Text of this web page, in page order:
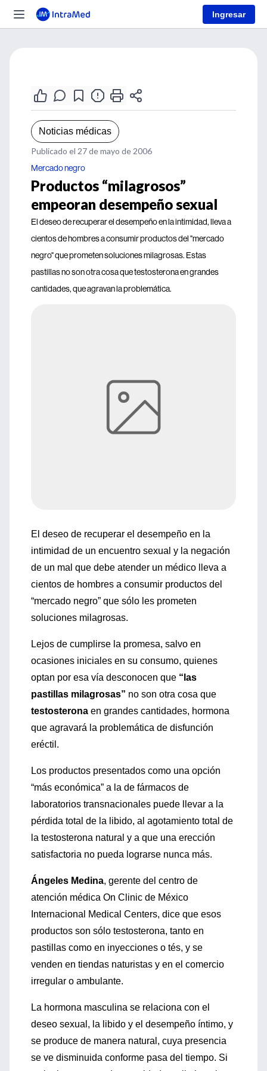
Ingresar
Noticias médicas
Publicado el 27 de mayo de 2006
Mercado negro
Productos “milagrosos”
empeoran desempeño sexual
El deseo de recuperar el desempeño en la intimidad, lleva a
cientos de hombres a consumir productos del "mercado
negro" que prometen soluciones milagrosas. Estas
pastillas no son otra cosa que testosterona en grandes
cantidades, que agravan la problemática.
El deseo de recuperar el desempeño en la
intimidad de un encuentro sexual y la negación
de un mal que debe atender un médico lleva a
cientos de hombres a consumir productos del
“mercado negro” que sólo les prometen
soluciones milagrosas.
Lejos de cumplirse la promesa, salvo en
ocasiones iniciales en su consumo, quienes
optan por esa vía desconocen que “las
pastillas milagrosas” no son otra cosa que
testosterona en grandes cantidades, hormona
que agravará la problemática de disfunción
eréctil.
Los productos presentados como una opción
“más económica” a la de fármacos de
laboratorios transnacionales puede llevar a la
pérdida total de la libido, al agotamiento total de
la testosterona natural y a que una erección
satisfactoria no pueda lograrse nunca más.
Ángeles Medina, gerente del centro de
atención médica On Clinic de México
Internacional Medical Centers, dice que esos
productos son sólo testosterona, tanto en
pastillas como en inyecciones o tés, y se
venden en tiendas naturistas y en el comercio
irregular o ambulante.
La hormona masculina se relaciona con el
deseo sexual, la libido y el desempeño íntimo, y
se produce de manera natural, cuya presencia
se ve disminuida conforme pasa del tiempo. Si